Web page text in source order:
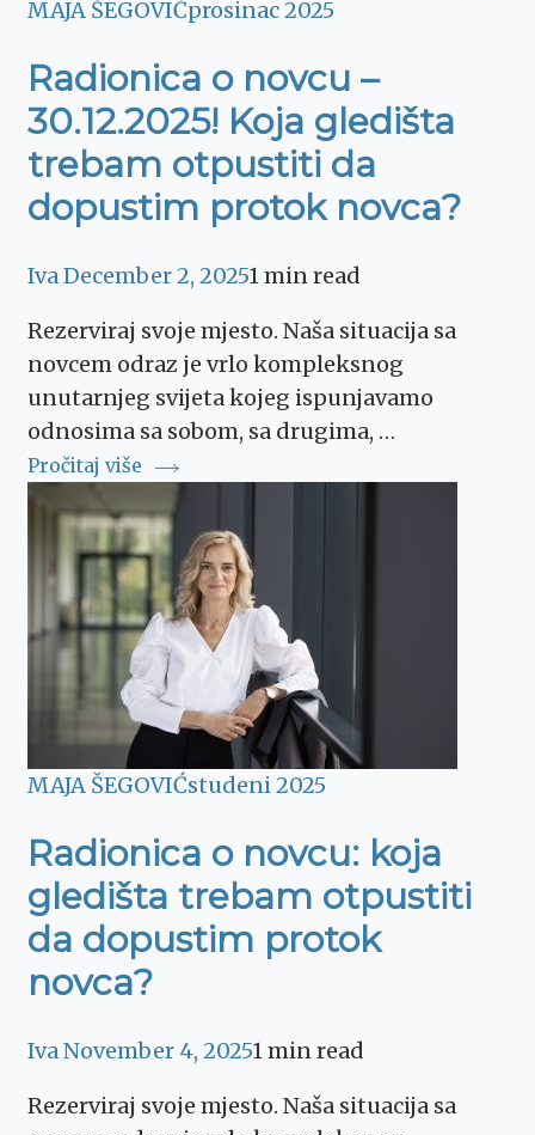
MAJA ŠEGOVIĆprosinac 2025
Radionica o novcu –
30.12.2025! Koja gledišta
trebam otpustiti da
dopustim protok novca?
IvaDecember 2, 20251 min read
Rezerviraj svoje mjesto. Naša situacija sa
novcem odraz je vrlo kompleksnog
unutarnjeg svijeta kojeg ispunjavamo
odnosima sa sobom, sa drugima, …
Pročitaj više
MAJA ŠEGOVIĆstudeni 2025
Radionica o novcu: koja
gledišta trebam otpustiti
da dopustim protok
novca?
IvaNovember 4, 20251 min read
Rezerviraj svoje mjesto. Naša situacija sa